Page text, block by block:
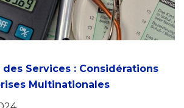
Services : Considérations
Multinationales